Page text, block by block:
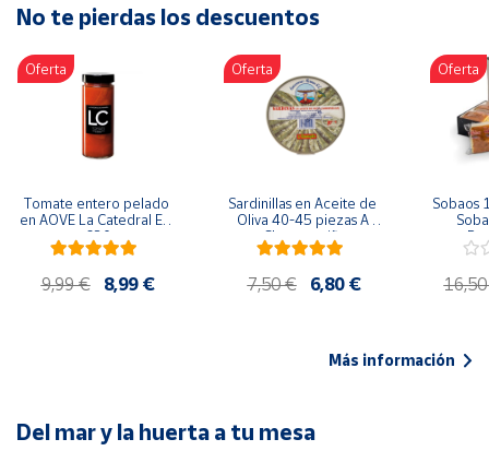
Artesanía
Oficina y
Papelería
Para Canarias,
Ceuta y Melilla
populares
Bono
Cultural
de Correos
Market
No te pierdas los descuentos
Oferta
Tomate entero pelado
en AOVE La Catedral ER-
630
9,99 € 8,99 €
Oferta
Sardinillas en Aceite de
Oliva 40-45 piezas A
Churrusquiña
7,50 € 6,80 €
Oferta
Sobaos
Más información
Del mar y la huerta a tu mesa